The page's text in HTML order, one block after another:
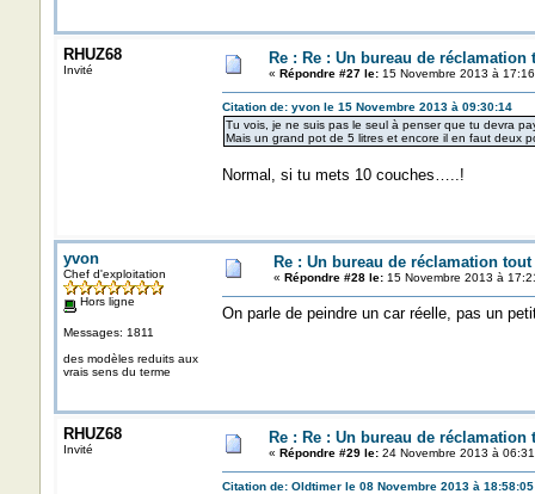
RHUZ68
Invité
Re : Re : Un bureau de réclamation
« Répondre #27 le:15 Novembre 2013 à
Citation de: yvon le 15 Novembre 2013 à 09:30:14
Tu vois, je ne suis pas le seul à penser que tu devra
Mais un grand pot de 5 litres et encore il en faut deux
Normal, si tu mets 10 couches…..!
yvon
Chef d'exploitation
Hors ligne
Messages: 1811
des modèles reduits aux
vrais sens du terme
Re : Un bureau de réclamation
« Répondre #28 le:15 Novembre 2013 à
On parle de peindre un car réelle, pas un
RHUZ68
Invité
Re : Re : Un bureau de réclamation
« Répondre #29 le:24 Novembre 2013 à
Citation de: Oldtimer le 08 Novembre 2013 à 18:58:05